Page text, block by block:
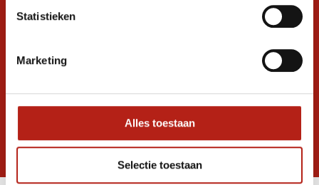
Statistieken
Marketing
Alles toestaan
Selectie toestaan
Volg ons
promoties
* Lees hier de wettelijke beperkingen